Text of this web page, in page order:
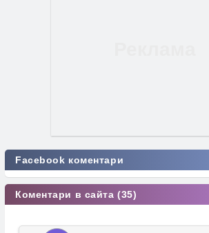
Facebook коментари
Коментари в сайта (35)